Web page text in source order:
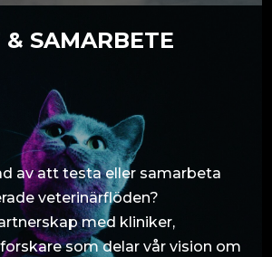
SAMARBETE
av att testa eller samarbeta
veterinärflöden?
med kliniker,
som delar vår vision om